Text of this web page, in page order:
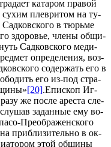
ка­та­ром пра­вой
су­хим плев­ри­том на ту­
в тюрь­ме
здо­ро­вье, чле­ны об­щи­
Сад­ков­ско­го ме­ди­
опре­де­ле­ния, воз­
со­дер­жать его в
его из-под стра­
[20].Епи­скоп Иг­
же по­сле аре­ста сле­
за­дан­ные ему во­
Пре­об­ра­жен­ско­го
при­бли­зи­тель­но в ок­
этой об­щи­ны